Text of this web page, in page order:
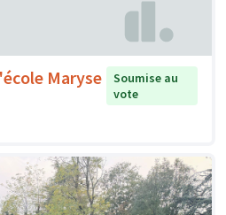
Maryse
Soumise au
vote